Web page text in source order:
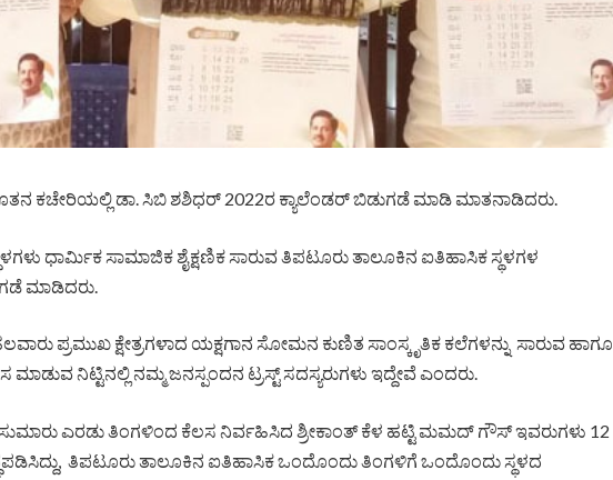
ಕಚೇರಿಯಲ್ಲಿ ಡಾ. ಸಿಬಿ ಶಶಿಧರ್ 2022ರ ಕ್ಯಾಲೆಂಡರ್ ಬಿಡುಗಡೆ ಮಾಡಿ ಮಾತನಾಡಿದರು.
ಧಾರ್ಮಿಕ ಸಾಮಾಜಿಕ ಶೈಕ್ಷಣಿಕ ಸಾರುವ ತಿಪಟೂರು ತಾಲೂಕಿನ ಐತಿಹಾಸಿಕ ಸ್ಥಳಗಳ
ಮಾಡಿದರು.
ಪ್ರಮುಖ ಕ್ಷೇತ್ರಗಳಾದ ಯಕ್ಷಗಾನ ಸೋಮನ ಕುಣಿತ ಸಾಂಸ್ಕೃತಿಕ ಕಲೆಗಳನ್ನು ಸಾರುವ ಹಾಗೂ
ಮಾಡುವ ನಿಟ್ಟಿನಲ್ಲಿ ನಮ್ಮ ಜನಸ್ಪಂದನ ಟ್ರಸ್ಟ್ ಸದಸ್ಯರುಗಳು ಇದ್ದೇವೆ ಎಂದರು.
ಎರಡು ತಿಂಗಳಿಂದ ಕೆಲಸ ನಿರ್ವಹಿಸಿದ ಶ್ರೀಕಾಂತ್ ಕೆಳ ಹಟ್ಟಿ ಮಮದ್ ಗೌಸ್ ಇವರುಗಳು 12
ತಿಪಟೂರು ತಾಲೂಕಿನ ಐತಿಹಾಸಿಕ ಒಂದೊಂದು ತಿಂಗಳಿಗೆ ಒಂದೊಂದು ಸ್ಥಳದ